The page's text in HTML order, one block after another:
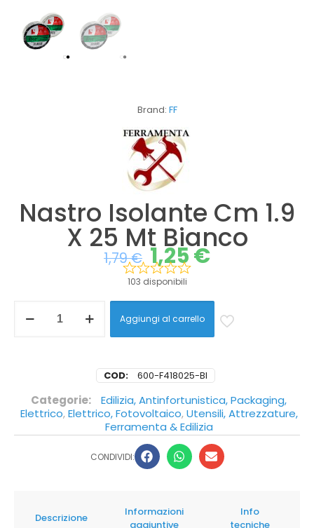
Brand: FF
Nastro Isolante Cm 1.9
X 25 Mt Bianco
1,79€ 1,25€
103 disponibili
Aggiungi al carrello
COD: 600-F418025-BI
Categorie:
Edilizia, Antinfortunistica, Packaging,
Elettrico,Elettrico, Fotovoltaico,Utensili, Attrezzature,
Ferramenta & Edilizia
CONDIVIDI:
Descrizione
Informazioni
aggiuntive
Info
tecniche